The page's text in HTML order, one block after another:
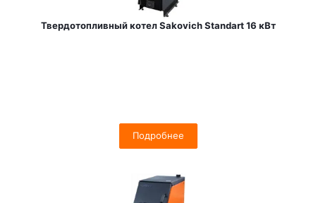
Твердотопливный котел Sakovich Standart 16 кВт
Подробнее